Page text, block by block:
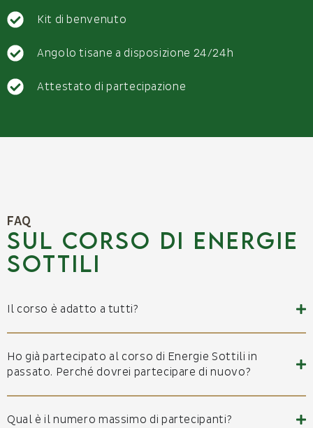
Kit di benvenuto
Angolo tisane a disposizione 24/24h
Attestato di partecipazione
FAQ
sul corso di energie
sottili
Il corso è adatto a tutti?
Ho già partecipato al corso di Energie Sottili in
passato. Perché dovrei partecipare di nuovo?
Qual è il numero massimo di partecipanti?